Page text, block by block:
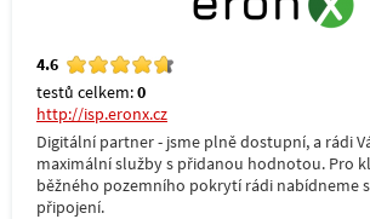
4.6
testů celkem:0
http://isp.eronx.cz
Digitální partner - jsme plně dostupní, a rádi
maximální služby s přidanou hodnotou. Pro
běžného pozemního pokrytí rádi nabídneme
připojení.